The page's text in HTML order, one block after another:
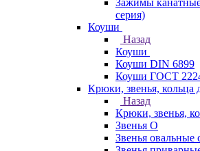
Зажимы
серия)
Коуши
Назад
Коуши
Коуши DIN 6899
Коуши ГОСТ
Крюки, звенья, кольца
Назад
Крюки, звенья,
Звенья О
Звенья